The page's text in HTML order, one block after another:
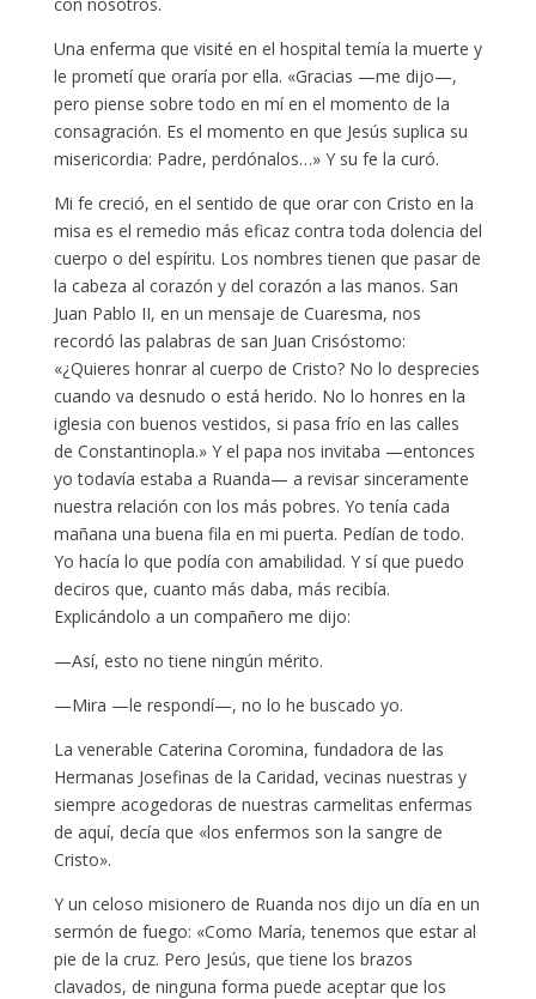
Una enferma que visité en el hospital temía la muerte y
le prometí que oraría por ella. «Gracias —me dijo—,
pero piense sobre todo en mí en el momento de la
consagración. Es el momento en que Jesús suplica su
misericordia: Padre, perdónalos…» Y su fe la curó.
Mi fe creció, en el sentido de que orar con Cristo en la
misa es el remedio más eficaz contra toda dolencia del
cuerpo o del espíritu. Los nombres tienen que pasar de
la cabeza al corazón y del corazón a las manos. San
Juan Pablo II, en un mensaje de Cuaresma, nos
recordó las palabras de san Juan Crisóstomo:
«¿Quieres honrar al cuerpo de Cristo? No lo desprecies
cuando va desnudo o está herido. No lo honres en la
iglesia con buenos vestidos, si pasa frío en las calles
de Constantinopla.» Y el papa nos invitaba —entonces
yo todavía estaba a Ruanda— a revisar sinceramente
nuestra relación con los más pobres. Yo tenía cada
mañana una buena fila en mi puerta. Pedían de todo.
Yo hacía lo que podía con amabilidad. Y sí que puedo
deciros que, cuanto más daba, más recibía.
Explicándolo a un compañero me dijo:
—Así, esto no tiene ningún mérito.
—Mira —le respondí—, no lo he buscado yo.
La venerable Caterina Coromina, fundadora de las
Hermanas Josefinas de la Caridad, vecinas nuestras y
siempre acogedoras de nuestras carmelitas enfermas
de aquí, decía que «los enfermos son la sangre de
Cristo».
Y un celoso misionero de Ruanda nos dijo un día en un
sermón de fuego: «Como María, tenemos que estar al
pie de la cruz. Pero Jesús, que tiene los brazos
clavados, de ninguna forma puede aceptar que los